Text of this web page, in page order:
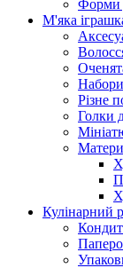
Форми
М'яка
Набори
Різне
Голки
Кулінарний